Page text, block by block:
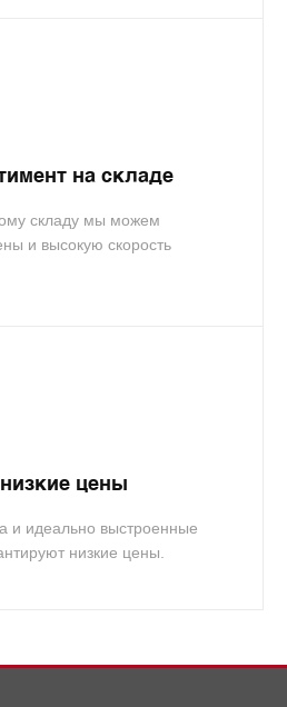
на складе
складу мы можем
и высокую скорость
цены
и идеально выстроенные
низкие цены.